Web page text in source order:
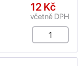
12 Kč
včetně DPH